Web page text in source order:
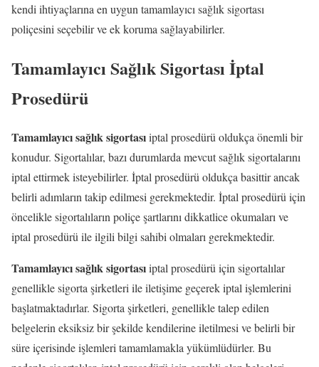
kendi ihtiyaçlarına en uygun tamamlayıcı sağlık sigortası
poliçesini seçebilir ve ek koruma sağlayabilirler.
Tamamlayıcı Sağlık Sigortası İptal
Prosedürü
Tamamlayıcı sağlık sigortasıiptal prosedürü oldukça önemli bir
konudur. Sigortalılar, bazı durumlarda mevcut sağlık sigortalarını
iptal ettirmek isteyebilirler. İptal prosedürü oldukça basittir ancak
belirli adımların takip edilmesi gerekmektedir. İptal prosedürü için
öncelikle sigortalıların poliçe şartlarını dikkatlice okumaları ve
iptal prosedürü ile ilgili bilgi sahibi olmaları gerekmektedir.
Tamamlayıcı sağlık sigortasıiptal prosedürü için sigortalılar
genellikle sigorta şirketleri ile iletişime geçerek iptal işlemlerini
başlatmaktadırlar. Sigorta şirketleri, genellikle talep edilen
belgelerin eksiksiz bir şekilde kendilerine iletilmesi ve belirli bir
süre içerisinde işlemleri tamamlamakla yükümlüdürler. Bu